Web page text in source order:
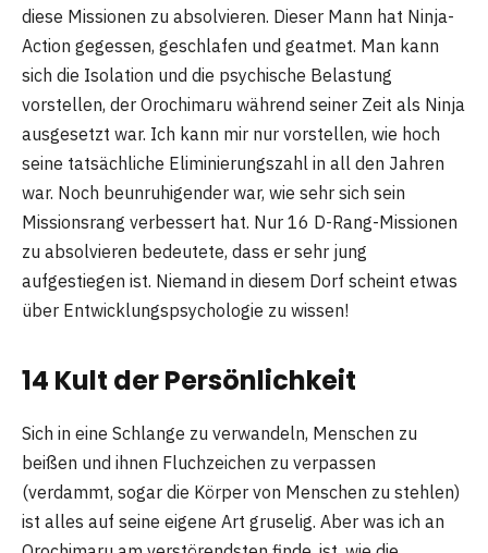
diese Missionen zu absolvieren. Dieser Mann hat Ninja-
Action gegessen, geschlafen und geatmet. Man kann
sich die Isolation und die psychische Belastung
vorstellen, der Orochimaru während seiner Zeit als Ninja
ausgesetzt war. Ich kann mir nur vorstellen, wie hoch
seine tatsächliche Eliminierungszahl in all den Jahren
war. Noch beunruhigender war, wie sehr sich sein
Missionsrang verbessert hat. Nur 16 D-Rang-Missionen
zu absolvieren bedeutete, dass er sehr jung
aufgestiegen ist. Niemand in diesem Dorf scheint etwas
über Entwicklungspsychologie zu wissen!
14 Kult der Persönlichkeit
Sich in eine Schlange zu verwandeln, Menschen zu
beißen und ihnen Fluchzeichen zu verpassen
(verdammt, sogar die Körper von Menschen zu stehlen)
ist alles auf seine eigene Art gruselig. Aber was ich an